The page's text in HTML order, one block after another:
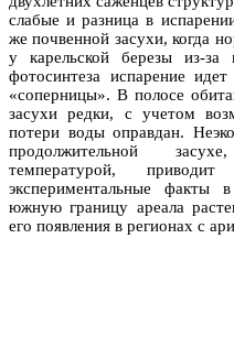
слабые и разница в
же почвенной засухи, когда
у карельской березы из-
фотосинтеза испарение
«соперницы». В полосе
засухи редки, с учетом
потери воды оправдан.
продолжительной
температурой,
экспериментальные факты
южную границу ареала
его появления в регионах с